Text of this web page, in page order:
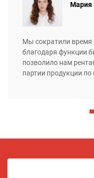
Мария
Мы сократили время
благодаря функции
позволило нам
партии продукции